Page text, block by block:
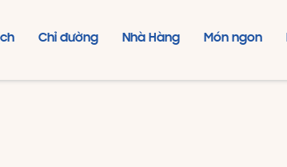
Chỉ đường Nhà Hàng Món ngon